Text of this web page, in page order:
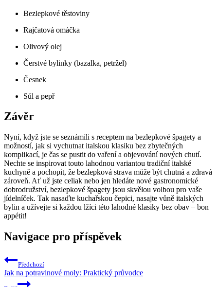
Bezlepkové těstoviny
Rajčatová omáčka
Olivový olej
Čerstvé bylinky (bazalka, petržel)
Česnek
Sůl a pepř
Závěr
Nyní, když jste se seznámili s receptem na bezlepkové špagety a
možností, jak si vychutnat italskou klasiku bez zbytečných
komplikací, je čas se pustit do vaření a objevování nových chutí.
Nechte se inspirovat touto lahodnou variantou tradiční italské
kuchyně a pochopit, že bezlepková strava může být chutná a zdravá
zároveň. Ať už jste celiak nebo jen hledáte nové gastronomické
dobrodružství, bezlepkové špagety jsou skvělou volbou pro vaše
jídelníček. Tak nasaďte kuchařskou čepici, nasajte vůně italských
bylin a užívejte si každou lžíci této lahodné klasiky bez obav – bon
appétit!
Navigace pro příspěvek
Předchozí
Jak na potravinové moly: Praktický průvodce